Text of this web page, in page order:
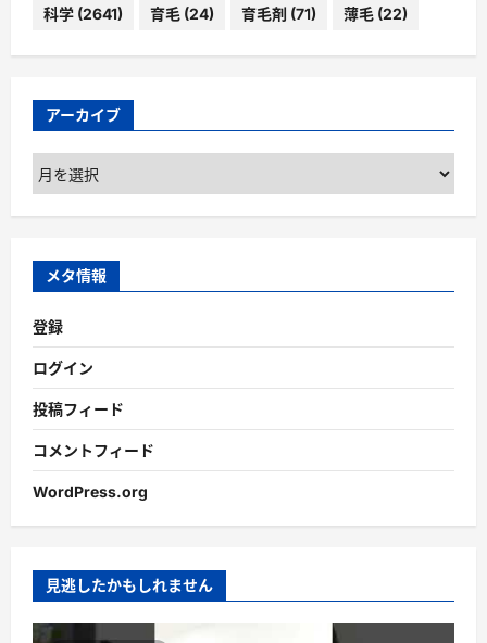
科学 (2641) 育毛 (24) 育毛剤 (71) 薄毛 (22)
アーカイブ
ア
ー
カ
ブ
メタ情報
登録
ログイン
投稿フィード
コメントフィード
WordPress.org
見逃したかもしれません